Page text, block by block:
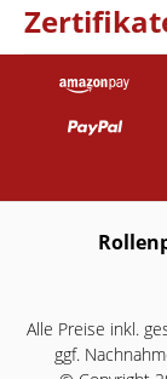
Alle Preise inkl.
ggf.